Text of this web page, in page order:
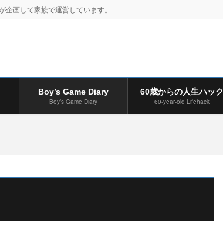
画して家族で運営しています。
Boy’s Game Diary
Boy’s Game Diary
60歳からの人生ハック
60-year-old Lifehack